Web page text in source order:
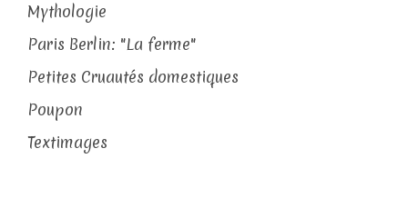
Mythologie
Paris Berlin: "La ferme"
Petites Cruautés domestiques
Poupon
Textimages